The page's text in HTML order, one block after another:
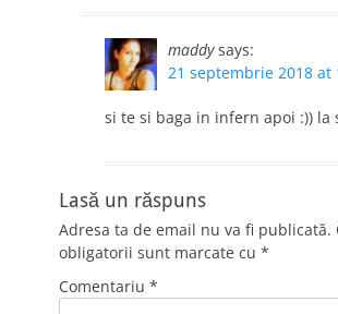
maddy says:
21 septembrie 2018 at
si te si baga in infern apoi :)) la
Lasă un răspuns
Adresa ta de email nu va fi publicată.
obligatorii sunt marcate cu *
Comentariu *